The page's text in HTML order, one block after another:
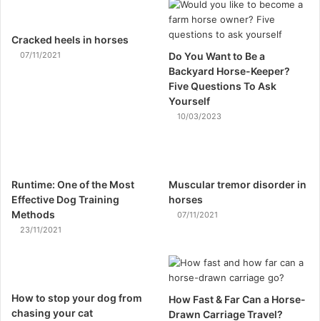
Cracked heels in horses
07/11/2021
Do You Want to Be a
Backyard Horse-Keeper?
Five Questions To Ask
Yourself
10/03/2023
Runtime: One of the Most
Effective Dog Training
Methods
23/11/2021
Muscular tremor disorder in
horses
07/11/2021
How to stop your dog from
chasing your cat
How Fast & Far Can a Horse-
Drawn Carriage Travel?